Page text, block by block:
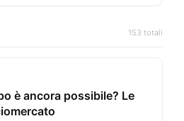
153 totali
è ancora possibile? Le